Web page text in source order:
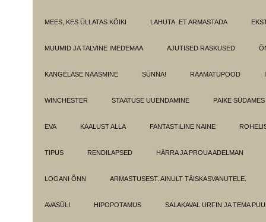
MEES, KES ÜLLATAS KÕIKI LAHUTA, ET ARMASTADA
MUUMID JA TALVINE IMEDEMAA AJUTISED RASKUSED
KANGELASE NAASMINE SÜNNA! RAAMATUPOOD
WINCHESTER STAATUSE UUENDAMINE PÄIKE SÜDAMES
EVA KAALUST ALLA FANTASTILINE NAINE
TIPUS RENDILAPSED HÄRRA JA PROUA ADELMAN
LOGANI ÕNN ARMASTUSEST. AINULT TÄISKASVANUTELE.
AVASÜLI HIPOPOTAMUS SALAKAVAL URFIN JA TEMA